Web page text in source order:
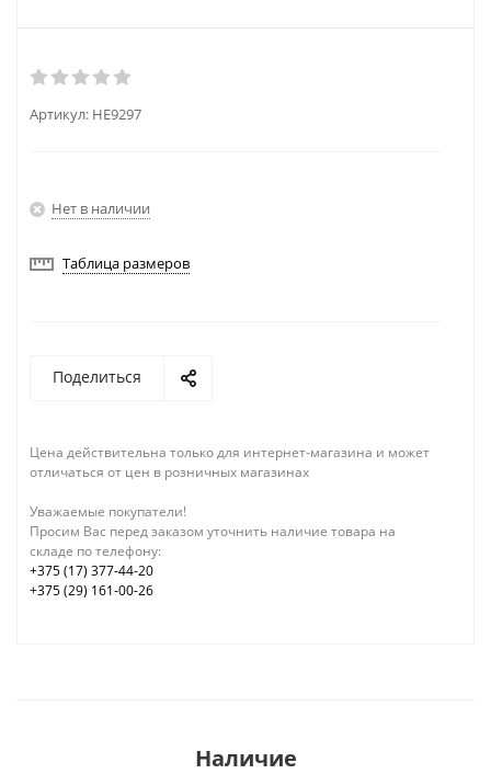
Артикул: HE9297
Нет в наличии
Таблица размеров
Поделиться
Цена действительна только для интернет-магазина и может
отличаться от цен в розничных магазинах
Уважаемые покупатели!
Просим Вас перед заказом уточнить наличие товара на
складе по телефону:
+375 (17) 377-44-20
+375 (29) 161-00-26
Наличие